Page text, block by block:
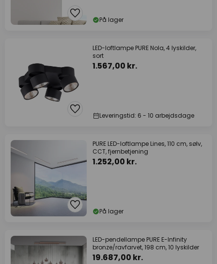
På lager
LED-loftlampe PURE Nola, 4 lyskilder,
sort
1.567,00 kr.
Leveringstid: 6 - 10 arbejdsdage
PURE LED-loftlampe Lines, 110 cm, sølv,
CCT, fjernbetjening
1.252,00 kr.
På lager
LED-pendellampe PURE E-Infinity
bronze/ravfarvet, 198 cm, 10 lyskilder
19.687,00 kr.